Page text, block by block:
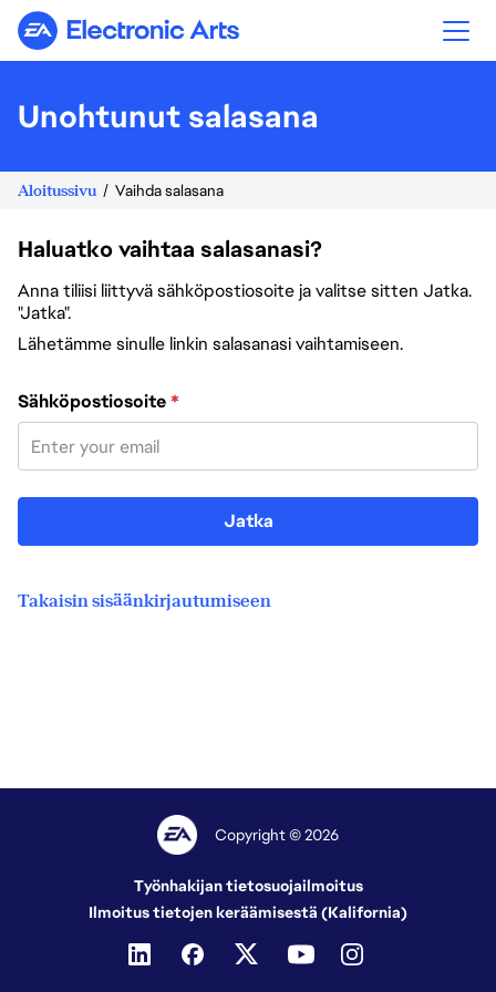
Electronic Arts
Unohtunut salasana
Aloitussivu Vaihda salasana
Haluatko vaihtaa salasanasi?
Anna tiliisi liittyvä sähköpostiosoite ja valitse sitten Jatka.
"Jatka".
Lähetämme sinulle linkin salasanasi vaihtamiseen.
Vaihda salasana sähköpostiosoitteesi avulla
Sähköpostiosoite*
Jatka
Takaisin sisäänkirjautumiseen
Copyright © 2026
Työnhakijan tietosuojailmoitus
Ilmoitus tietojen keräämisestä (Kalifornia)